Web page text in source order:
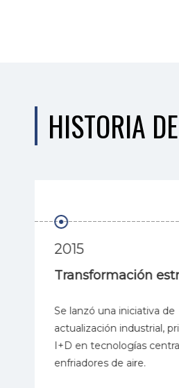
HISTORIA
2015
Transformación
Se lanzó una iniciativa de
actualización industrial,
I+D en tecnologías
enfriadores de aire.